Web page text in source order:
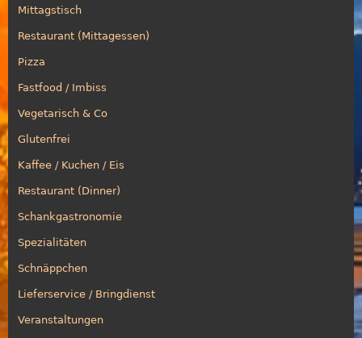
Mittagstisch
Restaurant (Mittagessen)
Pizza
Fastfood / Imbiss
Vegetarisch & Co
Glutenfrei
Kaffee / Kuchen / Eis
Restaurant (Dinner)
Schankgastronomie
Spezialitäten
Schnäppchen
Lieferservice / Bringdienst
Veranstaltungen